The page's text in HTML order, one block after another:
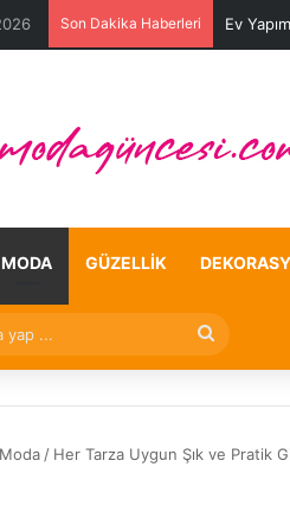
Son Dakika Haberleri Ev
MODA GÜZELLIK
Arama
yap
Moda / Her Tarza Uygun Şık ve Pratik